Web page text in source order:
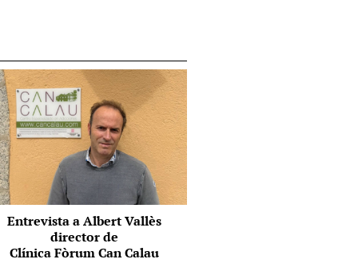
Entrevista a Albert Vallès
director de
Clínica Fòrum Can Calau